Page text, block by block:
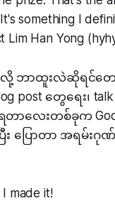
something I
Lim Han Yong
ားလို့ ဘာထူးလဲဆိုရ
post တွေရေး၊
ာလေးတစ်ခုက
ပြီး ပြောတာ အရမ်
made it!